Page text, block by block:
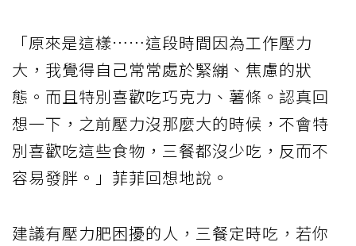
「原來是這樣……這段時間因為工作壓力
大，我覺得自己常常處於緊繃、焦慮的狀
態。而且特別喜歡吃巧克力、薯條。認真回
想一下，之前壓力沒那麼大的時候，不會特
別喜歡吃這些食物，三餐都沒少吃，反而不
容易發胖。」菲菲回想地說。
建議有壓力肥困擾的人，三餐定時吃，若你